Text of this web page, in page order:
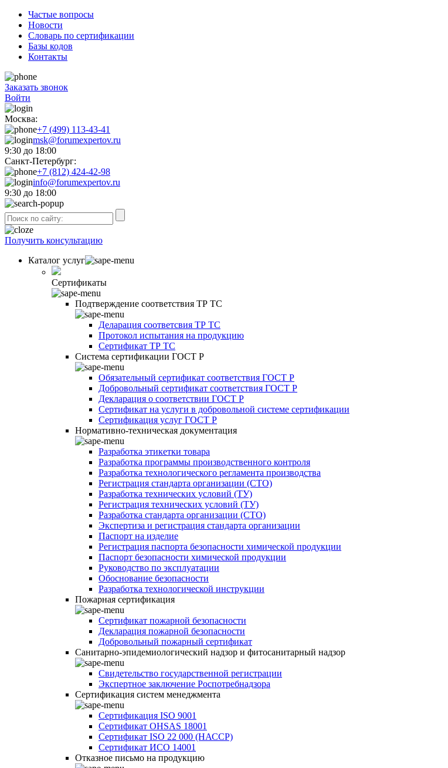
Частые вопросы
Новости
Словарь по сертификации
Базы кодов
Контакты
Заказать звонок
Войти
Москва:
+7 (499) 113-43-41
msk@forumexpertov.ru
9:30 до 18:00
Санкт-Петербург:
+7 (812) 424-42-98
info@forumexpertov.ru
9:30 до 18:00
Получить консультацию
Каталог услуг
Сертификаты
Подтверждение соответствия ТР ТС
Деларация соответсвия ТР ТС
Протокол испытания на продукцию
Сертификат ТР ТС
Система сертификации ГОСТ Р
Обязательный сертификат соответствия ГОСТ Р
Добровольный сертификат соответствия ГОСТ Р
Декларация о соответствии ГОСТ Р
Сертификат на услуги в добровольной системе сертификации
Сертификация услуг ГОСТ Р
Нормативно-техническая документация
Разработка этикетки товара
Разработка программы производственного контроля
Разработка технологического регламента производства
Регистрация стандарта организации (СТО)
Разработка технических условий (ТУ)
Регистрация технических условий (ТУ)
Разработка стандарта организации (СТО)
Экспертиза и регистрация стандарта организации
Паспорт на изделие
Регистрация паспорта безопасности химической продукции
Паспорт безопасности химической продукции
Руководство по эксплуатации
Обоснование безопасности
Разработка технологической инструкции
Пожарная сертификация
Сертификат пожарной безопасности
Декларация пожарной безопасности
Добровольный пожарный сертификат
Санитарно-эпидемиологический надзор и фитосанитарный надзор
Свидетельство государственной регистрации
Экспертное заключение Роспотребнадзора
Сертификация систем менеджмента
Сертификация ISO 9001
Сертификат OHSAS 18001
Сертификат ISO 22 000 (НАССР)
Сертификат ИСО 14001
Отказное письмо на продукцию